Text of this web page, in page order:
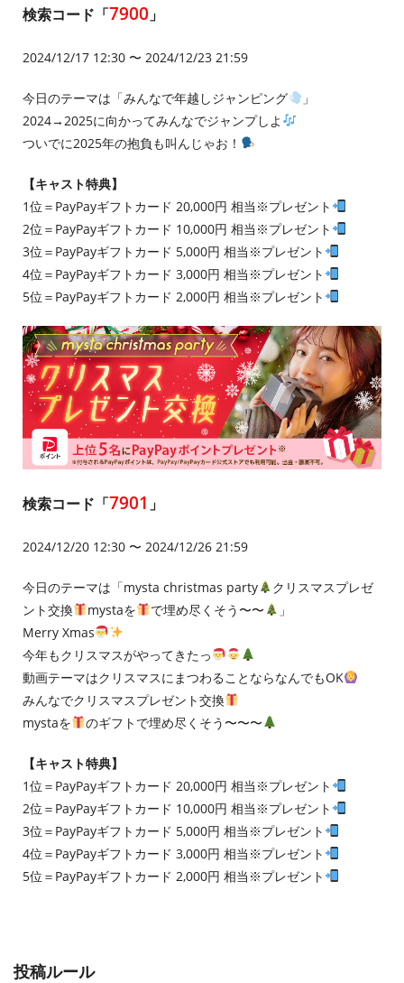
検索コード「7900 」
2024/12/17 12:30 〜 2024/12/23 21:59
今日のテーマは「みんなで年越しジャンピング
」
2024→2025に向かってみんなでジャンプしよ
ついでに2025年の抱負も叫んじゃお！
【キャスト特典】
1位＝PayPayギフトカード 20,000円 相当※プレゼント
2位＝PayPayギフトカード 10,000円 相当※プレゼント
3位＝PayPayギフトカード 5,000円 相当※プレゼント
4位＝PayPayギフトカード 3,000円 相当※プレゼント
5位＝PayPayギフトカード 2,000円 相当※プレゼント
検索コード「7901 」
2024/12/20 12:30 〜 2024/12/26 21:59
今日のテーマは「mysta christmas party
クリスマスプレゼ
ント交換
mystaを で埋め尽くそう〜〜
」
Merry Xmas
今年もクリスマスがやってきたっ
動画テーマはクリスマスにまつわることならなんでもOK
みんなでクリスマスプレゼント交換
mystaを
のギフトで埋め尽くそう〜〜〜
【キャスト特典】
1位＝PayPayギフトカード 20,000円 相当※プレゼント
2位＝PayPayギフトカード 10,000円 相当※プレゼント
3位＝PayPayギフトカード 5,000円 相当※プレゼント
4位＝PayPayギフトカード 3,000円 相当※プレゼント
5位＝PayPayギフトカード 2,000円 相当※プレゼント
投稿ルール